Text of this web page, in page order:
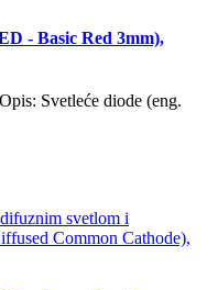
- Basic Red 3mm),
Svetleće diode (eng.